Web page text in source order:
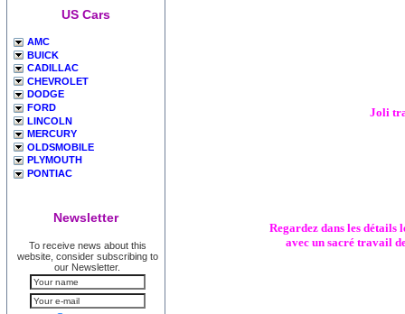
US Cars
AMC
BUICK
CADILLAC
CHEVROLET
DODGE
FORD
LINCOLN
MERCURY
OLDSMOBILE
PLYMOUTH
PONTIAC
Newsletter
To receive news about this
website, consider subscribing to
our Newsletter.
Joli
Regardez dans les détails
avec un sacré travail